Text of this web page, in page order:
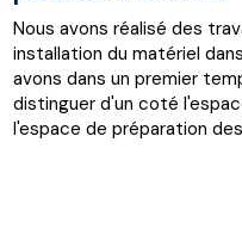
Nous avons réalisé des
installation du matériel
avons dans un premier
distinguer d'un coté
l'espace de préparation